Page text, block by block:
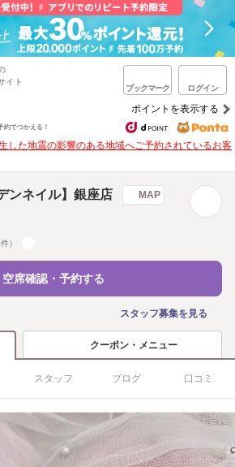
イト
ブックマーク ログイン
ポイントを表示する
約でつかえる！
した地震の影響のある地域へご予約されているお客
ンネイル】銀座店 MAP
）
空席確認・予約する
スタッフ募集を見る
クーポン・メニュー
スタッフ ブログ 口コミ